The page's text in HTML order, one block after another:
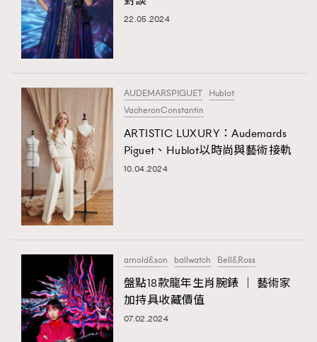
22.05.2024
AUDEMARSPIGUET Hublot
VacheronConstantin
ARTISTIC LUXURY：Audemards
Piguet、Hublot以時尚與藝術接軌
10.04.2024
arnold&son ballwatch Bell&Ross
盤點18款龍年生肖腕錶 │ 藝術家
加持具收藏價值
07.02.2024